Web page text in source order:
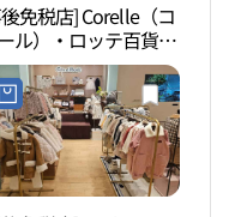
免税店] Corelle（コ
ル）・ロッテ百貨店
サン（安山）店(코
데백화점 안산점)